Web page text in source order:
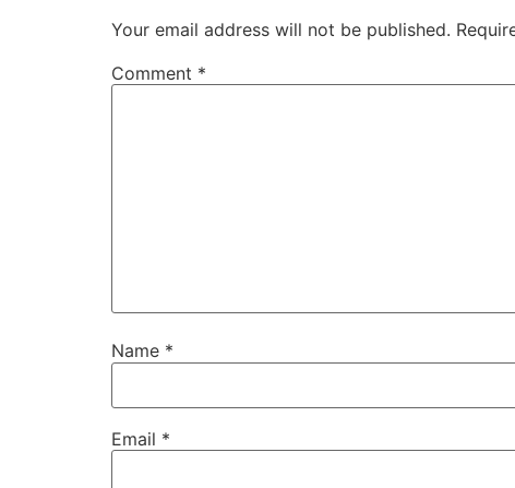
Your email address will not be published.
Comment *
Name *
Email *